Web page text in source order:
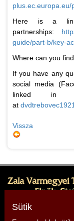
Here is a link
partnerships:
guide/part-b/key-
Where can you
If you have any
social media
linked in
at
Vissza
Zala Vármegyei
Elnök:
Cím: 8380
Sütik